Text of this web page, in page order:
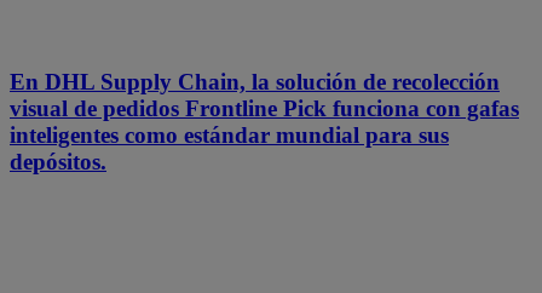
En DHL Supply Chain, la solución de recolección
visual de pedidos Frontline Pick funciona con gafas
inteligentes como estándar mundial para sus
depósitos.